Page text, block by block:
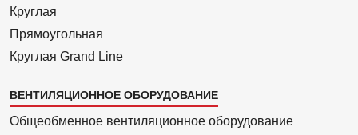
Круглая
Прямоуголь­ная
Круглая Grand Line
ВЕНТИЛЯЦИОННОЕ ОБОРУДОВАНИЕ
Общеобменное вентиляционное оборудование